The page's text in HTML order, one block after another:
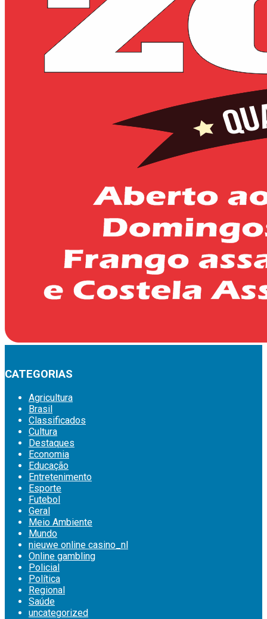
CATEGORIAS
Agricultura
Brasil
Classificados
Cultura
Destaques
Economia
Educação
Entretenimento
Esporte
Futebol
Geral
Meio Ambiente
Mundo
nieuwe online casino_nl
Online gambling
Policial
Política
Regional
Saúde
uncategorized